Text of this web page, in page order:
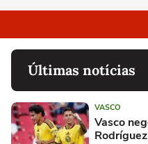
Últimas notícias
VASCO
Vasco